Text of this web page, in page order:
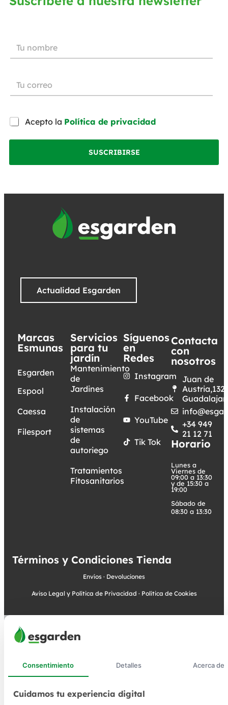
Acepto la Política de privacidad
SUSCRIBIRSE
Actualidad Esgarden
Marcas
Esmunas
Esgarden
Espool
Caessa
Filesport
Servicios
para tu
jardín
Mantenimiento
de
Jardines
Instalación
de
sistemas
de
autoriego
Tratamientos
Fitosanitarios
Síguenos
en
Redes
Instagram
Facebook
YouTube
Tik Tok
Contacta
con
nosotros
Juan de
Austria,132.
+34 949
21 12 71
Horario
Lunes a
Viernes de
09:00 a 13:30
y de 15:30 a
19:00
Sábado de
08:30 a 13:30
Términos y Condiciones Tienda
Envíos · Devoluciones
Aviso Legal y Política de Privacidad · Política de Cookies
Consentimiento Detalles Acerca de
Cuidamos tu experiencia digital